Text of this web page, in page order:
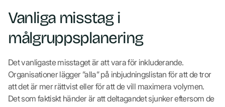
Vanliga misstag i
målgruppsplanering
Det vanligaste misstaget är att vara för inkluderande.
Organisationer lägger ”alla” på inbjudningslistan för att de tror
att det är mer rättvist eller för att de vill maximera volymen.
Det som faktiskt händer är att deltagandet sjunker eftersom de